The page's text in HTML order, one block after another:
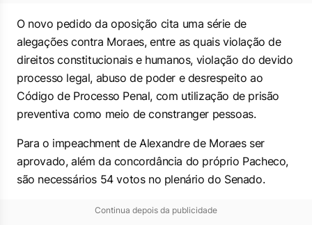
O novo pedido da oposição cita uma série de
alegações contra Moraes, entre as quais violação de
direitos constitucionais e humanos, violação do devido
processo legal, abuso de poder e desrespeito ao
Código de Processo Penal, com utilização de prisão
preventiva como meio de constranger pessoas.
Para o impeachment de Alexandre de Moraes ser
aprovado, além da concordância do próprio Pacheco,
são necessários 54 votos no plenário do Senado.
Continua depois da publicidade